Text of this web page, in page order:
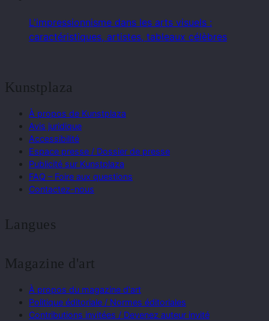
L'impressionnisme dans les arts visuels :
caractéristiques, artistes, tableaux célèbres
Kunstplaza
À propos de Kunstplaza
Avis juridique
Accessibilité
Espace presse / Dossier de presse
Publicité sur Kunstplaza
FAQ – Foire aux questions
Contactez-nous
Langues
Magazine d'art
À propos du magazine d'art
Politique éditoriale / Normes éditoriales
Contributions invitées / Devenez auteur invité